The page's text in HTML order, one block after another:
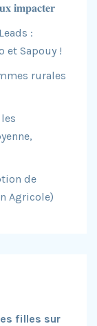
𝐢𝐦𝐩𝐚𝐜𝐭𝐞𝐫
:
et Sapouy !
rurales
de
Agricole)
filles sur